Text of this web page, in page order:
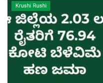
Krushi Rushi